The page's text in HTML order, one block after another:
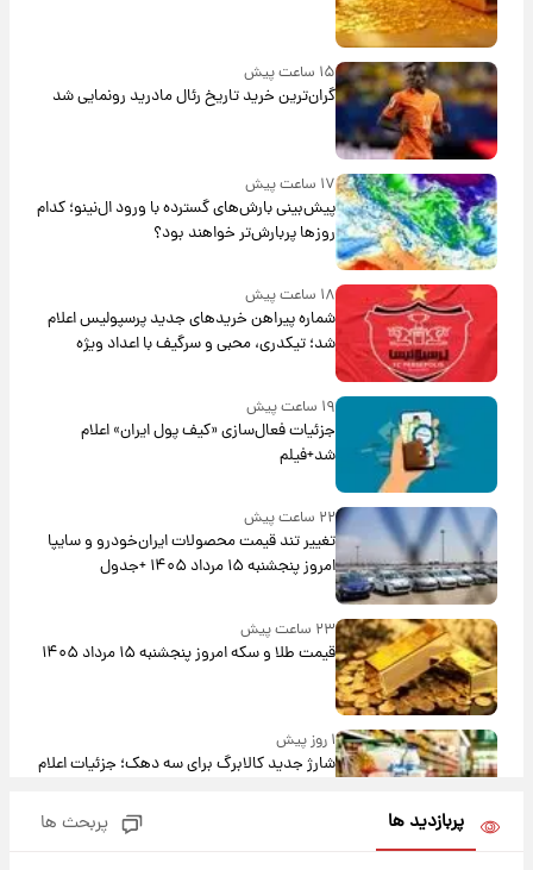
۱۵ ساعت پیش
گران‌ترین خرید تاریخ رئال مادرید رونمایی شد
۱۷ ساعت پیش
پیش‌بینی بارش‌های گسترده با ورود ال‌نینو؛ کدام
روزها پربارش‌تر خواهند بود؟
۱۸ ساعت پیش
شماره پیراهن خریدهای جدید پرسپولیس اعلام
شد؛ تیکدری، محبی و سرگیف با اعداد ویژه
۱۹ ساعت پیش
جزئیات فعال‌سازی «کیف پول ایران» اعلام
شد+فیلم
۲۲ ساعت پیش
تغییر تند قیمت محصولات ایران‌خودرو و سایپا
امروز پنجشنبه ۱۵ مرداد ۱۴۰۵ +جدول
۲۳ ساعت پیش
قیمت طلا و سکه امروز پنجشنبه ۱۵ مرداد ۱۴۰۵
۱ روز پیش
شارژ جدید کالابرگ برای سه دهک؛ جزئیات اعلام
پربازدید ها پربحث ها